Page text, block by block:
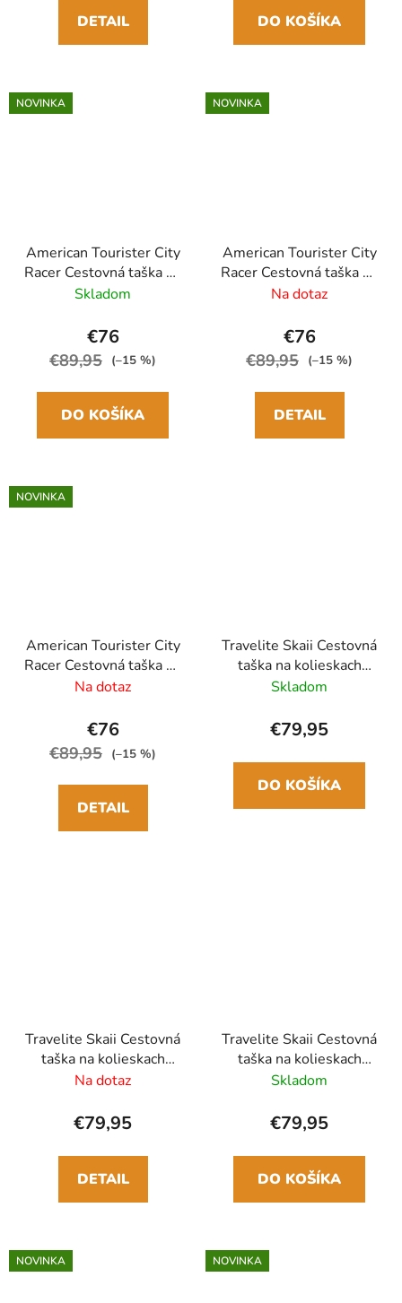
DETAIL DO KOŠÍKA
NOVINKA
American Tourister City
Racer Cestovná taška na
kolieskach S 55cm
Skladom
€76
€89,95 (–15 %)
DO KOŠÍKA
NOVINKA
American Tourister City
Racer Cestovná taška na
kolieskach S 55cm
Na dotaz
€76
€89,95 (–15 %)
DETAIL
NOVINKA
American Tourister City
Racer Cestovná taška na
kolieskach S 55cm
Na dotaz
€76
€89,95 (–15 %)
DETAIL
Travelite Skaii Cestovná
taška na kolieskach
Wheeled duffle M 65
Skladom
€79,95
DO KOŠÍKA
Travelite Skaii Cestovná
taška na kolieskach
Wheeled duffle M 65
Na dotaz
€79,95
DETAIL
Travelite Skaii Cestovná
taška na kolieskach
Wheeled duffle M 65
Skladom
€79,95
DO KOŠÍKA
NOVINKA NOVINKA